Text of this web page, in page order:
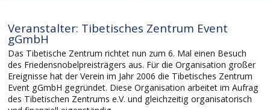
Veranstalter: Tibetisches Zentrum Event
gGmbH
Das Tibetische Zentrum richtet nun zum 6. Mal einen Besuch
des Friedensnobelpreisträgers aus. Für die Organisation großer
Ereignisse hat der Verein im Jahr 2006 die Tibetisches Zentrum
Event gGmbH gegründet. Diese Organisation arbeitet im Aufrag
des Tibetischen Zentrums e.V. und gleichzeitig organisatorisch